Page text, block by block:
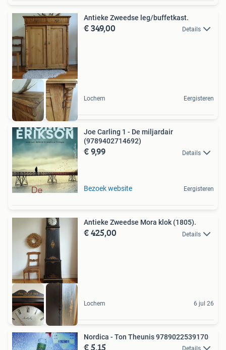
Antieke Zweedse leg/buffetkast.
€ 349,00 Details
Lochem Eergisteren
Joe Carling 1 - De miljardair
(9789402714692)
€ 9,99 Details
Bezoek website Eergisteren
Antieke Zweedse Mora klok (1805).
€ 425,00 Details
Lochem 6 jul 26
Nordica - Ton Theunis 9789022539170
€ 5,15 Details